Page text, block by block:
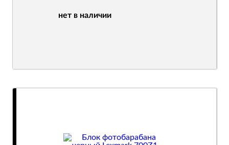
нет в наличии